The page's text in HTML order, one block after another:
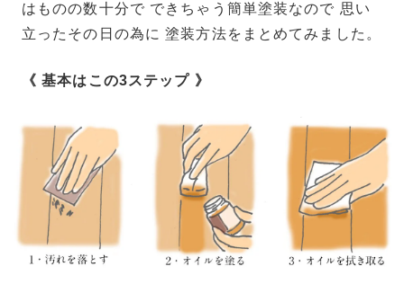
はものの数十分で できちゃう簡単塗装なので 思い
立ったその日の為に 塗装方法をまとめてみました。
《 基本はこの3ステップ 》